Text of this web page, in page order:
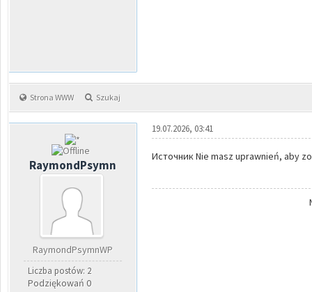
Strona WWW Szukaj
RaymondPsymn
RaymondPsymnWP
Liczba postów: 2
Podziękowań 0
19.07.2026, 03:41
Источник Nie masz uprawnień, aby